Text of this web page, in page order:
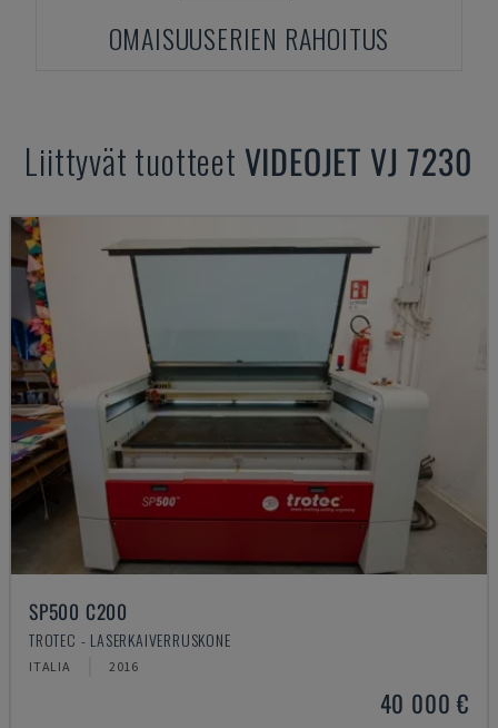
OMAISUUSERIEN RAHOITUS
Liittyvät tuotteet VIDEOJET VJ 7230
SP500 C200
TROTEC - LASERKAIVERRUSKONE
ITALIA 2016
40 000 €